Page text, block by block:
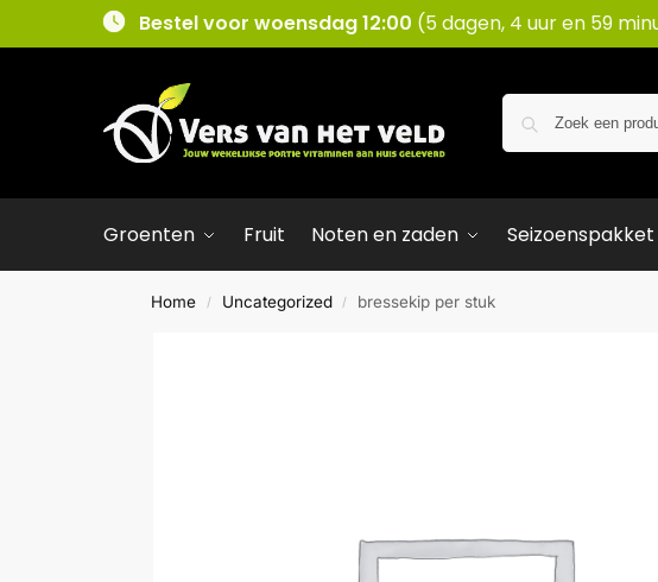
Bestel voor woensdag 12:00 (5 dagen, 4 uur en 59
Groenten Fruit Noten en zaden Seizoenspakket
Home / Uncategorized / bressekip per stuk